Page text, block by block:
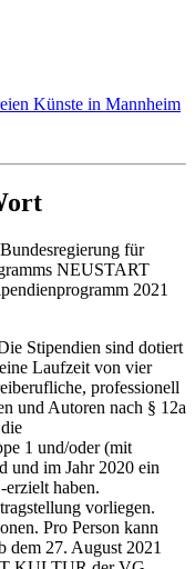
für
NEUSTART
2021
Stipendien sind dotiert
Laufzeit von vier
professionell
und Autoren nach § 12a
1 und/oder (mit
und im Jahr 2020 ein
haben.
vorliegen.
Pro Person kann
dem 27. August 2021